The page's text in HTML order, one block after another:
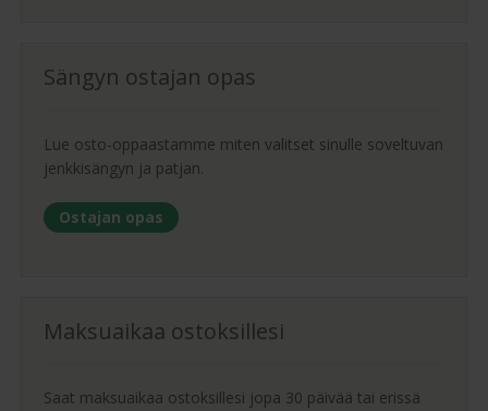
Sängyn ostajan opas
Lue osto-oppaastamme miten valitset sinulle soveltuvan
jenkkisängyn ja patjan.
Ostajan opas
Maksuaikaa ostoksillesi
Saat maksuaikaa ostoksillesi jopa 30 päivää tai erissä